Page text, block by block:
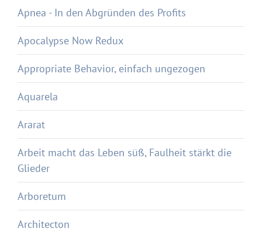
Apnea - In den Abgründen des Profits
Apocalypse Now Redux
Appropriate Behavior, einfach ungezogen
Aquarela
Ararat
Arbeit macht das Leben süß, Faulheit stärkt die
Glieder
Arboretum
Architecton